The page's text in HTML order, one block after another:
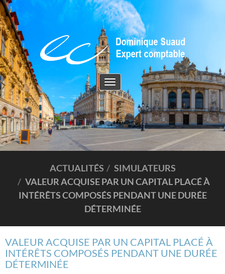
Toggle
navigation
ACTUALITÉS
SIMULATEURS
VALEUR ACQUISE PAR UN CAPITAL PLACÉ À
INTÉRÊTS COMPOSÉS PENDANT UNE DURÉE
DÉTERMINÉE
VALEUR ACQUISE PAR UN CAPITAL PLACÉ À
INTÉRÊTS COMPOSÉS PENDANT UNE DURÉE
DÉTERMINÉE